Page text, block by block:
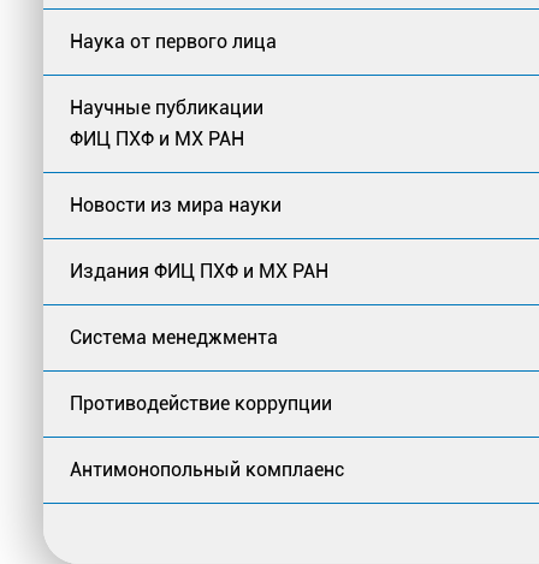
Наука от первого лица
Научные публикации
ФИЦ ПХФ и МХ РАН
Новости из мира науки
Издания ФИЦ ПХФ и МХ РАН
Система менеджмента
Противодействие коррупции
Антимонопольный комплаенс